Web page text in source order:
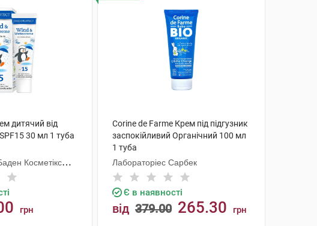
дитячий від
SPF15 30 мл 1 туба
Косметікс
грн
Corine de Farme Крем під підгузник
заспокійливий Органічний 100 мл
1 туба
Лабораторіес Сарбек
Є в наявності
від 379.00 265.30 грн